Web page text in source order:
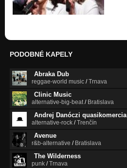
PODOBNÉ KAPELY
Abraka Dub
reggae-world music /Trnava
Clinic Music
alternative-big-beat/ Bratislava
Andrej Danóczi quasikomercia
alternative-rock /Trenčín
Avenue
r&b-alternative / Bratislava
The Wilderness
punk /Trnava